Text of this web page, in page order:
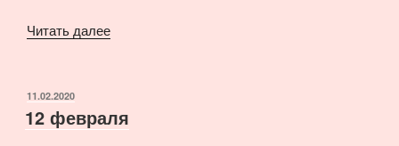
Читать далее«12
ОПУБЛИКОВАНО
11.02.2020
12 февраля